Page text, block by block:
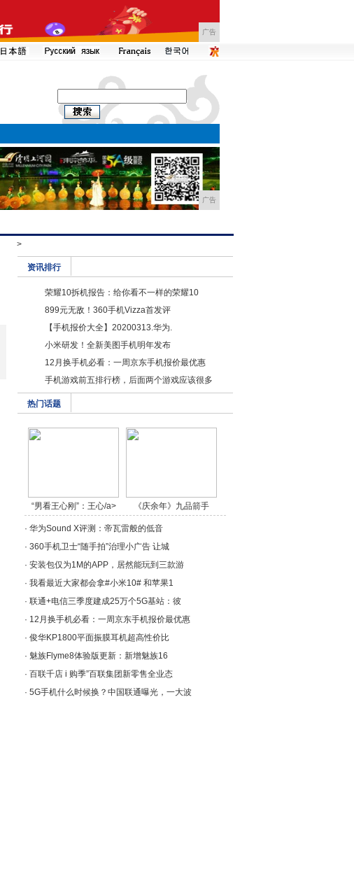
广告
广告
>
资讯排行
荣耀10拆机报告：给你看不一样的荣耀10
899元无敌！360手机Vizza首发评
【手机报价大全】20200313.华为.
小米研发！全新美图手机明年发布
12月换手机必看：一周京东手机报价最优惠
手机游戏前五排行榜，后面两个游戏应该很多
热门话题
“男看王心刚”：王心/a>
《庆余年》九品箭手
燕/a>
· 华为Sound X评测：帝瓦雷般的低音
· 360手机卫士“随手拍”治理小广告 让城
· 安装包仅为1M的APP，居然能玩到三款游
· 我看最近大家都会拿#小米10# 和苹果1
· 联通+电信三季度建成25万个5G基站：彼
· 12月换手机必看：一周京东手机报价最优惠
· 俊华KP1800平面振膜耳机超高性价比
· 魅族Flyme8体验版更新：新增魅族16
· 百联千店 i 购季”百联集团新零售全业态
· 5G手机什么时候换？中国联通曝光，一大波